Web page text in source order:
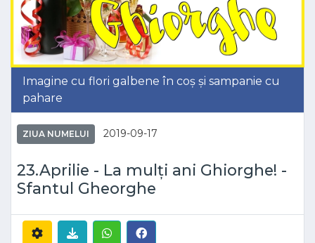
Imagine cu flori galbene în coș și sampanie cu
pahare
ZIUA NUMELUI 2019-09-17
23.Aprilie - La mulți ani Ghiorghe! -
Sfantul Gheorghe